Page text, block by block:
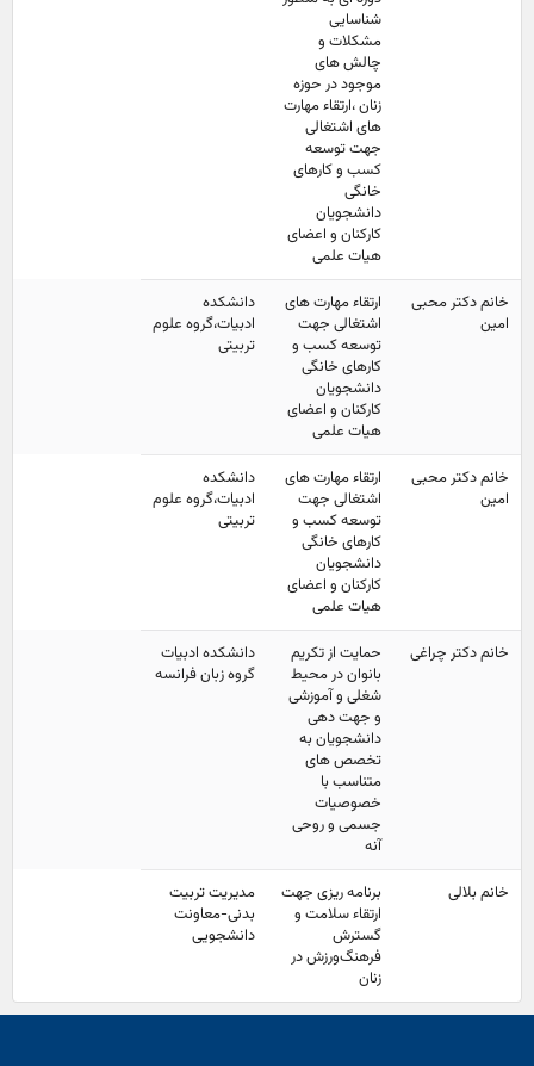
شناسایی
مشکلات و
چالش های
موجود در حوزه
زنان ،ارتقاء مهارت
های اشتغالی
جهت توسعه
کسب و کارهای
خانگی
دانشجویان
کارکنان و اعضای
هیات علمی
خانم دکتر محبی
امین
ارتقاء مهارت های
اشتغالی جهت
توسعه کسب و
کارهای خانگی
دانشجویان
کارکنان و اعضای
هیات علمی
دانشکده
ادبیات،گروه علوم
تربیتی
خانم دکتر محبی
امین
ارتقاء مهارت های
اشتغالی جهت
توسعه کسب و
کارهای خانگی
دانشجویان
کارکنان و اعضای
هیات علمی
دانشکده
ادبیات،گروه علوم
تربیتی
خانم دکتر چراغی
حمایت از تکریم
بانوان در محیط
شغلی و آموزشی
و جهت دهی
دانشجویان به
تخصص های
متناسب با
خصوصیات
جسمی و روحی
آنه
دانشکده ادبیات
گروه زبان فرانسه
خانم بلالی
برنامه ریزی جهت
ارتقاء سلامت و
گسترش
فرهنگ‌ورزش در
زنان
مدیریت تربیت
بدنی-معاونت
دانشجویی